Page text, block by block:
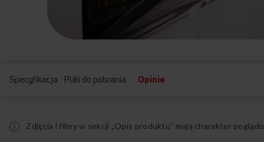
Specyfikacja Pliki do pobrania Opinie
Zdjęcia i filmy w sekcji „Opis produktu” mają charakter